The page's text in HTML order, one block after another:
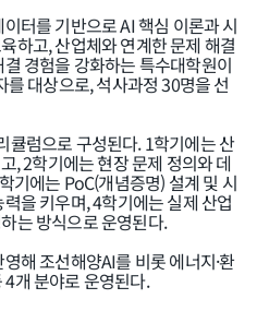
터를 기반으로 AI 핵심 이론과 시
하고, 산업체와 연계한 문제 해결
경험을 강화하는 특수대학원이
대상으로, 석사과정 30명을 선
큘럼으로 구성된다. 1학기에는 산
, 2학기에는 현장 문제 정의와 데
기에는 PoC(개념증명) 설계 및 시
을 키우며, 4학기에는 실제 산업
는 방식으로 운영된다.
해 조선해양AI를 비롯 에너지·환
개 분야로 운영된다.